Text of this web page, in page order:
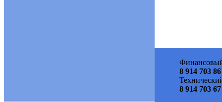
8 914 703
8 914 703